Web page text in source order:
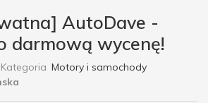
AutoDave -
darmową wycenę!
Kategoria Motory i samochody